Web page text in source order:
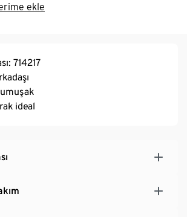
ekle
714217
ideal